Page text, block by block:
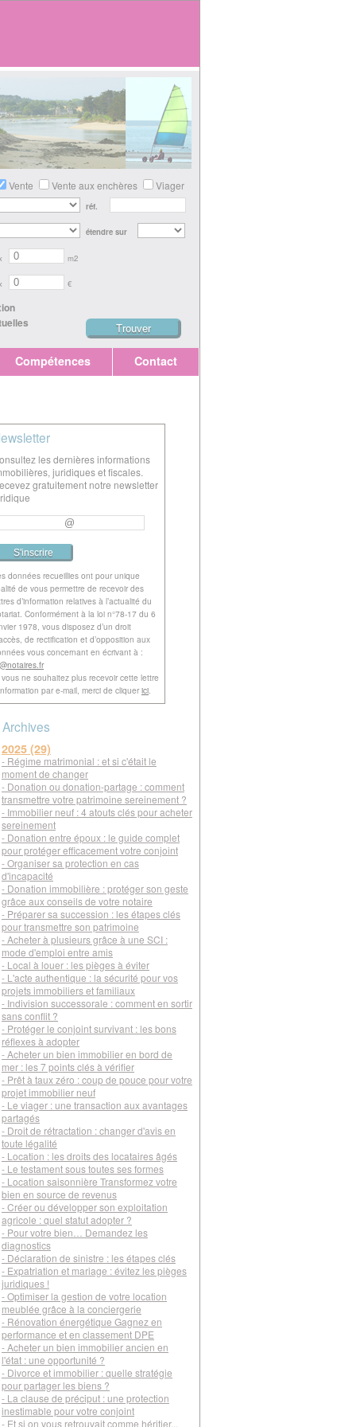
Vente Vente aux enchères Viager
réf.
étendre sur
m2
€
Compétences Contact
les dernières informations
juridiques et fiscales.
gratuitement notre newsletter
données recueillies ont pour unique
de vous permettre de recevoir des
d’information relatives à l’actualité du
Conformément à la loi n°78-17 du 6
1978, vous disposez d’un droit
de rectification et d’opposition aux
vous concernant en écrivant à :
ne souhaitez plus recevoir cette lettre
par e-mail, merci de cliquerici.
Archives
2025 (29)
- Régime matrimonial : et si c'était le
moment de changer
- Donation ou donation-partage : comment
transmettre votre patrimoine sereinement ?
- Immobilier neuf : 4 atouts clés pour acheter
sereinement
- Donation entre époux : le guide complet
pour protéger efficacement votre conjoint
- Organiser sa protection en cas
d'incapacité
- Donation immobilière : protéger son geste
grâce aux conseils de votre notaire
- Préparer sa succession : les étapes clés
pour transmettre son patrimoine
- Acheter à plusieurs grâce à une SCI :
mode d'emploi entre amis
- Local à louer : les pièges à éviter
- L'acte authentique : la sécurité pour vos
projets immobiliers et familiaux
- Indivision successorale : comment en sortir
sans conflit ?
- Protéger le conjoint survivant : les bons
réflexes à adopter
- Acheter un bien immobilier en bord de
mer : les 7 points clés à vérifier
- Prêt à taux zéro : coup de pouce pour votre
projet immobilier neuf
- Le viager : une transaction aux avantages
partagés
- Droit de rétractation : changer d'avis en
toute légalité
- Location : les droits des locataires âgés
- Le testament sous toutes ses formes
- Location saisonnière Transformez votre
bien en source de revenus
- Créer ou développer son exploitation
agricole : quel statut adopter ?
- Pour votre bien… Demandez les
diagnostics
- Déclaration de sinistre : les étapes clés
- Expatriation et mariage : évitez les pièges
juridiques !
- Optimiser la gestion de votre location
meublée grâce à la conciergerie
- Rénovation énergétique Gagnez en
performance et en classement DPE
- Acheter un bien immobilier ancien en
l'état : une opportunité ?
- Divorce et immobilier : quelle stratégie
pour partager les biens ?
- La clause de préciput : une protection
inestimable pour votre conjoint
- Et si on vous retrouvait comme héritier...